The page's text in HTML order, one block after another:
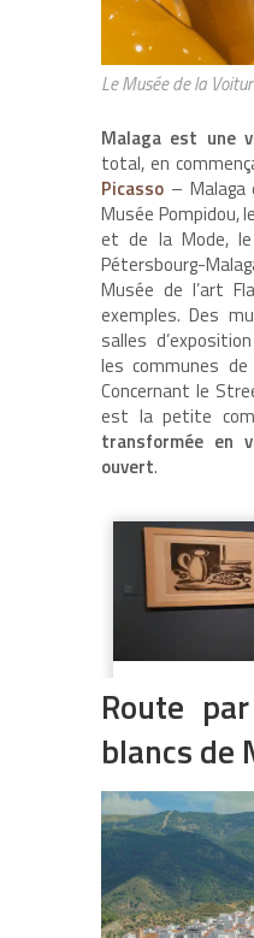
Le Musée de la
Malaga est une
total, en
Picasso –
Musée Pompidou,
et de la Mode,
Pétersbourg-
Musée de l’art
exemples. Des
salles
les communes de
Concernant le
est la petite
transformée en
ouvert.
Route
blancs de